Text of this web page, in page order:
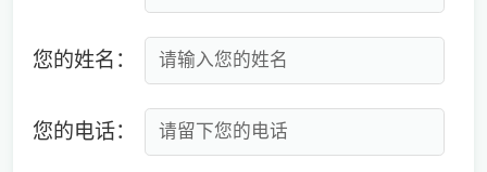
您的姓名：
您的电话：